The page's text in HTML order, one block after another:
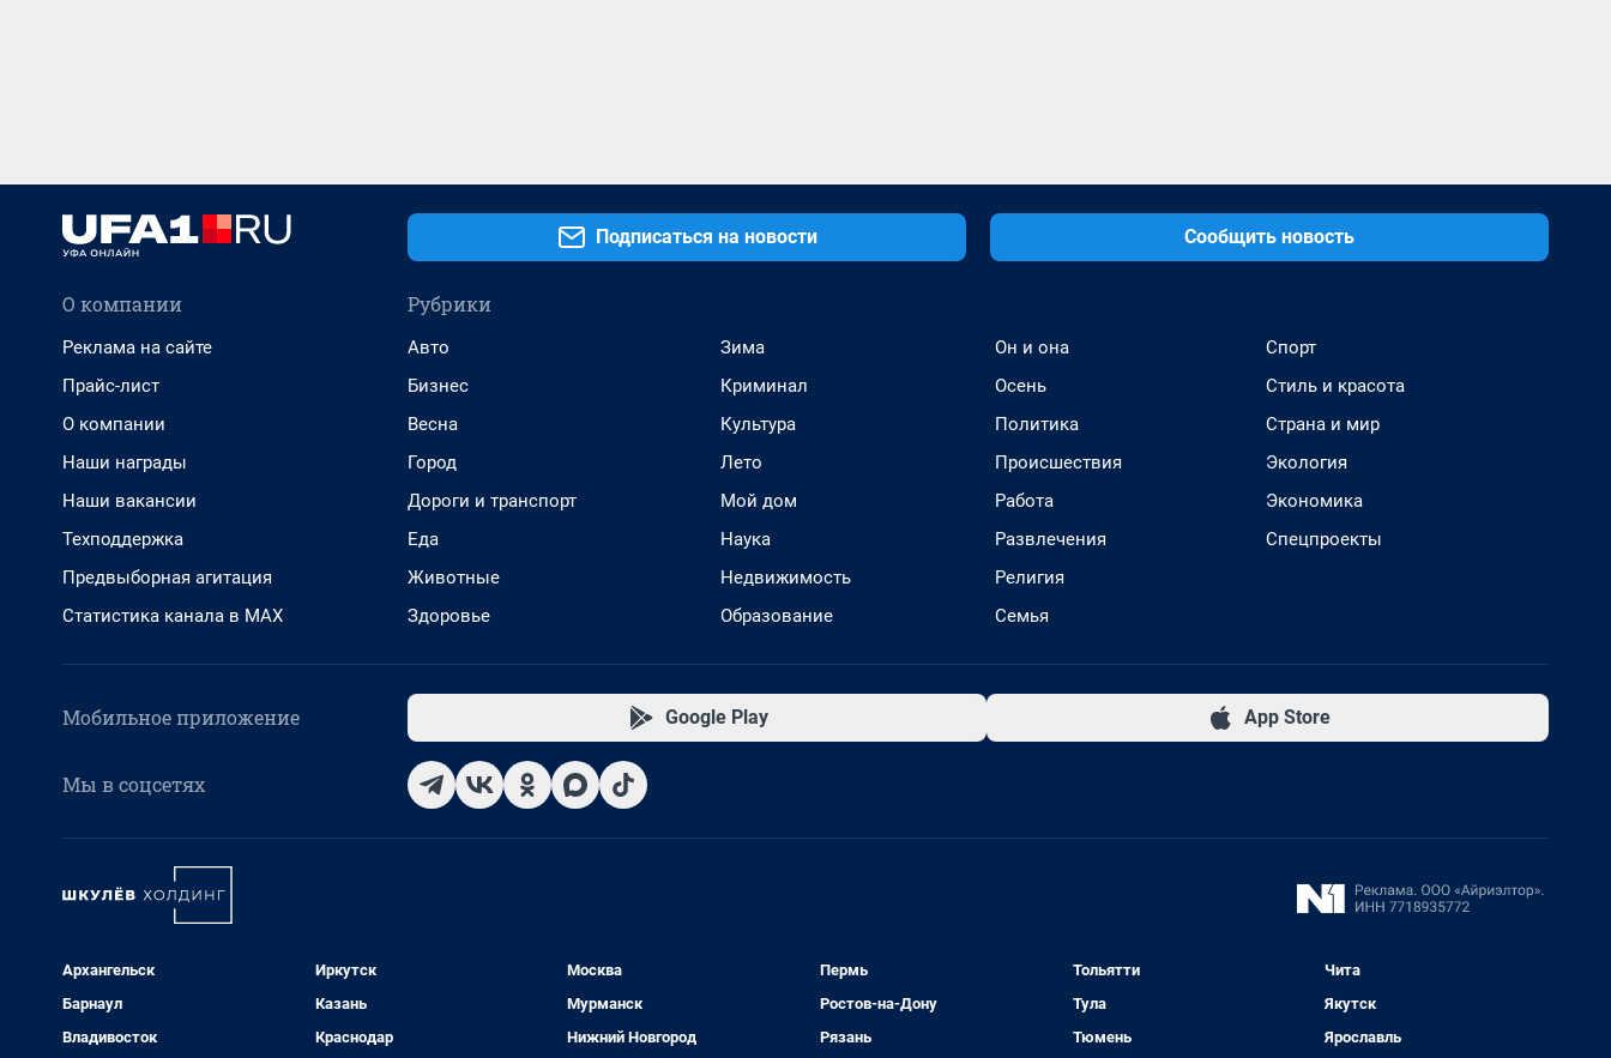
Подписаться на новости Сообщить новость
О компании
Реклама на сайте
Прайс-лист
О компании
Наши награды
Наши вакансии
Техподдержка
Предвыборная агитация
Статистика канала в MAX
Рубрики
Авто
Бизнес
Весна
Город
Дороги и транспорт
Еда
Животные
Здоровье
Зима
Криминал
Культура
Лето
Мой дом
Наука
Недвижимость
Образование
Он и она
Осень
Политика
Происшествия
Работа
Развлечения
Религия
Семья
Спорт
Стиль и красота
Страна и мир
Экология
Экономика
Спецпроекты
Мобильное приложение Google Play App Store
Мы в соцсетях
Архангельск
Барнаул
Владивосток
Иркутск
Казань
Краснодар
Москва
Мурманск
Нижний Новгород
Пермь
Ростов-на-Дону
Рязань
Тольятти
Тула
Тюмень
Чита
Якутск
Ярославль